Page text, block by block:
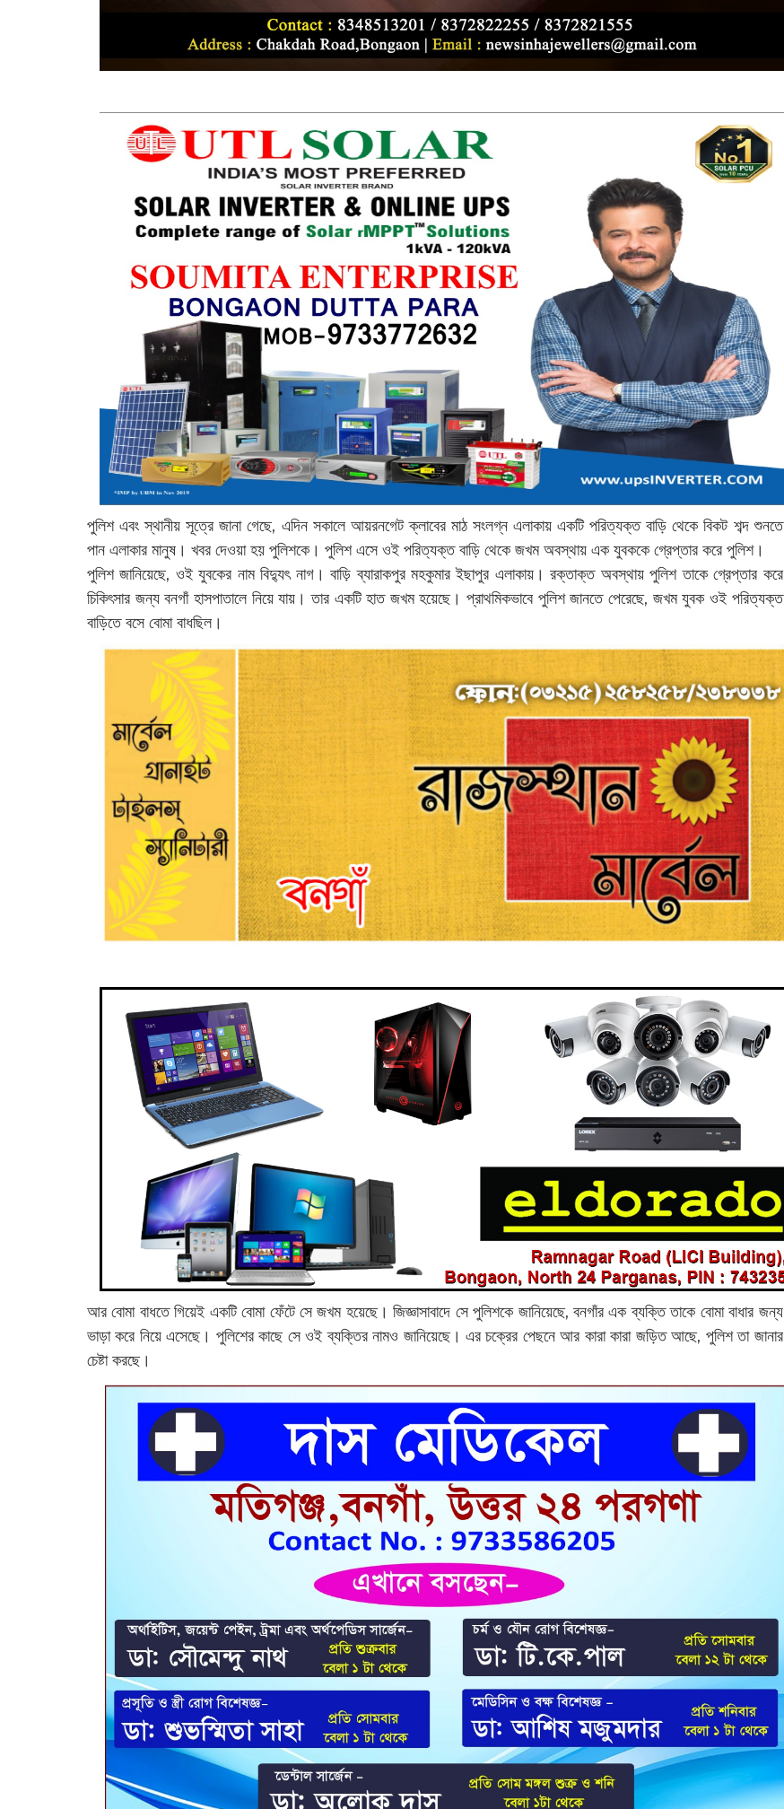
পুলিশ এবং স্থানীয় সূত্রে জানা গেছে, এদিন সকালে আয়রনগেট ক্লাবের মাঠ সংলগ্ন এলাকায় একটি পরিত্যক্ত বাড়ি থেকে বিকট শব্দ শুনতে
পান এলাকার মানুষ। খবর দেওয়া হয় পুলিশকে। পুলিশ এসে ওই পরিত্যক্ত বাড়ি থেকে জখম অবস্থায় এক যুবককে গ্রেপ্তার করে পুলিশ।
পুলিশ জানিয়েছে, ওই যুবকের নাম বিদ্যুৎ নাগ। বাড়ি ব্যারাকপুর মহকুমার ইছাপুর এলাকায়। রক্তাক্ত অবস্থায় পুলিশ তাকে গ্রেপ্তার করে
চিকিৎসার জন্য বনগাঁ হাসপাতালে নিয়ে যায়। তার একটি হাত জখম হয়েছে। প্রাথমিকভাবে পুলিশ জানতে পেরেছে, জখম যুবক ওই পরিত্যক্ত
বাড়িতে বসে বোমা বাধছিল।
আর বোমা বাধতে গিয়েই একটি বোমা ফেঁটে সে জখম হয়েছে। জিজ্ঞাসাবাদে সে পুলিশকে জানিয়েছে, বনগাঁর এক ব্যক্তি তাকে বোমা বাধার জন্য
ভাড়া করে নিয়ে এসেছে। পুলিশের কাছে সে ওই ব্যক্তির নামও জানিয়েছে। এর চক্রের পেছনে আর কারা কারা জড়িত আছে, পুলিশ তা জানার
চেষ্টা করছে।